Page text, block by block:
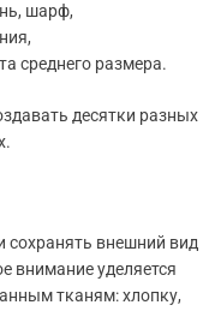
шарф,
среднего размера.
десятки разных
внешний вид
внимание уделяется
тканям: хлопку,